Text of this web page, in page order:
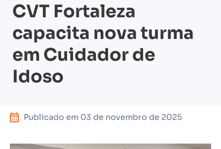
CVT Fortaleza
capacita nova turma
em Cuidador de
Idoso
Publicado em 03 de novembro de 2025